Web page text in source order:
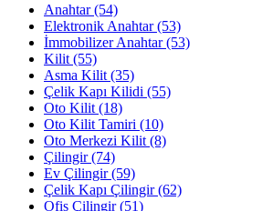
Anahtar(54)
Elektronik Anahtar(53)
İmmobilizer Anahtar(53)
Kilit (55)
Asma Kilit (35)
Çelik Kapı Kilidi (55)
Oto Kilit (18)
Oto Kilit Tamiri (10)
Oto Merkezi Kilit (8)
Çilingir(74)
Ev Çilingir(59)
Çelik Kapı Çilingir(62)
Ofis Çilingir(51)